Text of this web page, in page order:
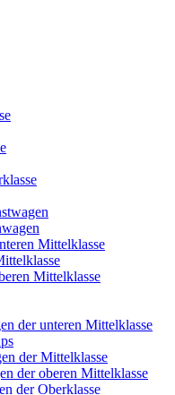
Mittelklasse
Mittelklasse
der unteren Mittelklasse
der Mittelklasse
der oberen Mittelklasse
der Oberklasse